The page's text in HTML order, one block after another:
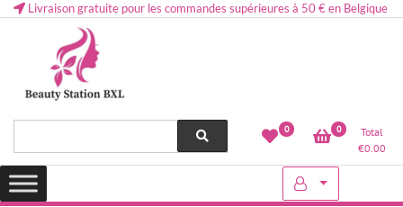
Livraison gratuite pour les commandes supérieures à 50 € en Belgique
Lovely & Pretty
Health and beauty cosmetics & Human Hair, Accessories, Makeup
0 0
Total
€0.00